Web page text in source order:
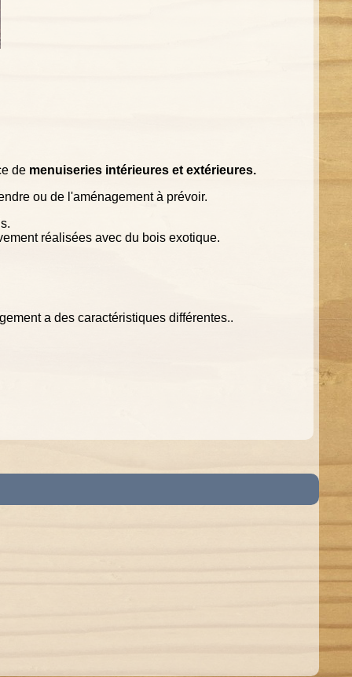
de menuiseries intérieures et extérieures.
ou de l'aménagement à prévoir.
réalisées avec du bois exotique.
a des caractéristiques différentes..